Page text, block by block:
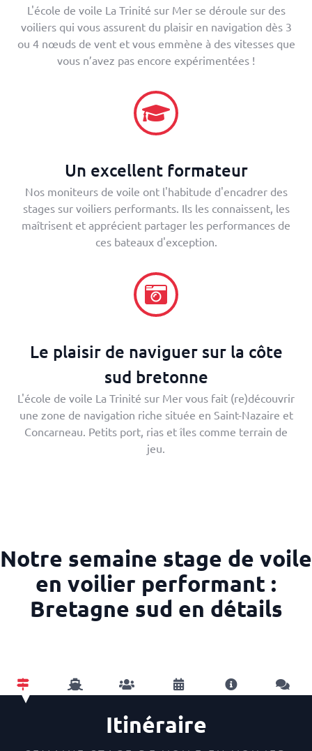
L'école de voile La Trinité sur Mer se déroule sur des
voiliers qui vous assurent du plaisir en navigation dès 3
ou 4 nœuds de vent et vous emmène à des vitesses que
vous n’avez pas encore expérimentées !
Un excellent formateur
Nos moniteurs de voile ont l'habitude d'encadrer des
stages sur voiliers performants. Ils les connaissent, les
maîtrisent et apprécient partager les performances de
ces bateaux d'exception.
Le plaisir de naviguer sur la côte
sud bretonne
L'école de voile La Trinité sur Mer vous fait (re)découvrir
une zone de navigation riche située en Saint-Nazaire et
Concarneau. Petits port, rias et îles comme terrain de
jeu.
Notre semaine stage de voile
en voilier performant :
Bretagne sud en détails
Itinéraire